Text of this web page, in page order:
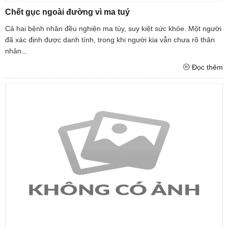
Chết gục ngoài đường vì ma tuý
Cả hai bệnh nhân đều nghiện ma túy, suy kiệt sức khỏe. Một người
đã xác định được danh tính, trong khi người kia vẫn chưa rõ thân
nhân...
Đọc thêm